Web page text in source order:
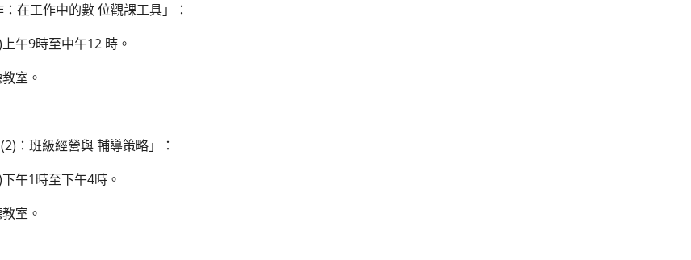
在工作中的數 位觀課工具」：
午9時至中午12 時。
室。
：班級經營與 輔導策略」：
下午1時至下午4時。
室。